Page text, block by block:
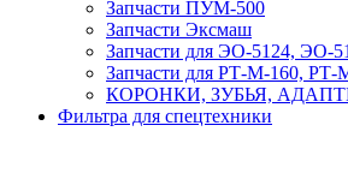
Запчасти ПУМ-500
Запчасти Эксмаш
Запчасти для ЭО-5124,
Запчасти для РТ-М-160,
КОРОНКИ, ЗУБЬЯ,
Фильтра для спецтехники